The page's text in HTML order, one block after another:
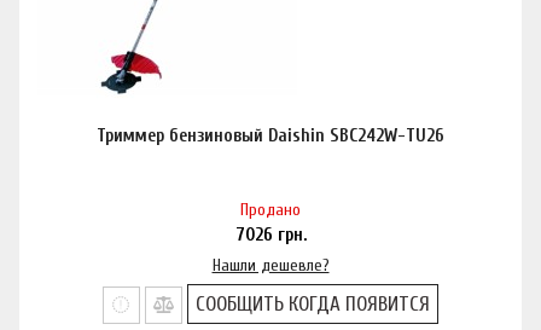
Триммер бензиновый Daishin SBC242W-TU26
Продано
7026 грн.
Нашли дешевле?
СООБЩИТЬ КОГДА ПОЯВИТСЯ